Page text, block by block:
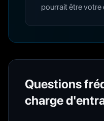
pourrait être votre
Questions
charge